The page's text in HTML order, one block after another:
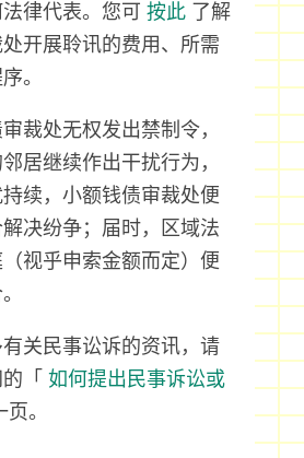
律代表。您可 按此了解
开展聆讯的费用、所需
。
裁处无权发出禁制令，
居继续作出干扰行为，
续，小额钱债审裁处便
决纷争；届时，区域法
视乎申索金额而定）便
关民事讼诉的资讯，请
「 如何提出民事诉讼或
。